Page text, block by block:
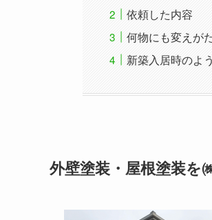
依頼した内容
何物にも変えが
新築入居時のよ
外壁塗装・屋根塗装を